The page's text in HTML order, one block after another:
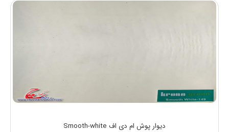
دیوار پوش ام دی اف Smooth-white